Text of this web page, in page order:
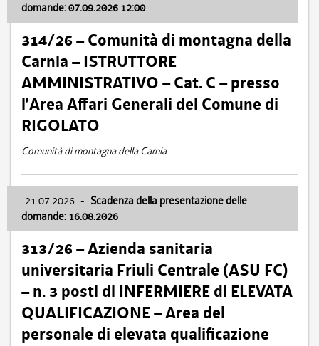
domande: 07.09.2026 12:00
314/26 – Comunità di montagna della
Carnia – ISTRUTTORE
AMMINISTRATIVO – Cat. C – presso
l’Area Affari Generali del Comune di
RIGOLATO
Comunità di montagna della Carnia
21.07.2026 - Scadenza della presentazione delle
domande: 16.08.2026
313/26 – Azienda sanitaria
universitaria Friuli Centrale (ASU FC)
– n. 3 posti di INFERMIERE di ELEVATA
QUALIFICAZIONE – Area del
personale di elevata qualificazione